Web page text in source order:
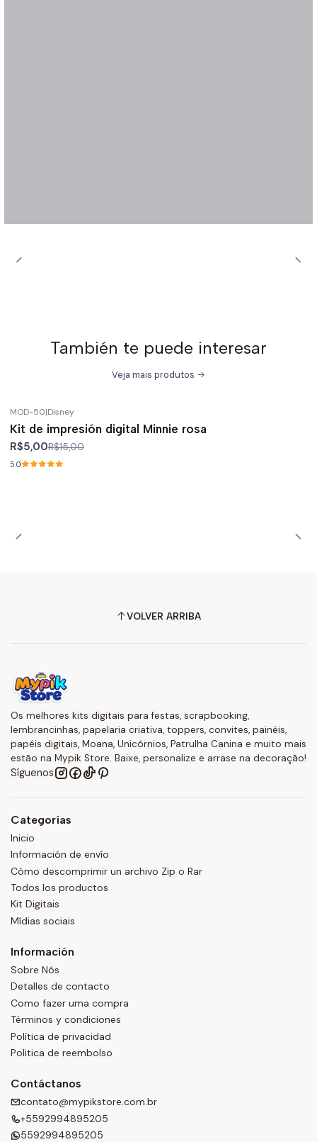
También te puede interesar
Veja mais produtos
MOD-50|Disney
Kit de impresión digital Minnie rosa
R$5,00R$15,00
5.0
VOLVER ARRIBA
Os melhores kits digitais para festas, scrapbooking,
lembrancinhas, papelaria criativa, toppers, convites, painéis,
papéis digitais, Moana, Unicórnios, Patrulha Canina e muito mais
estão na Mypik Store. Baixe, personalize e arrase na decoração!
Síguenos
Categorías
Inicio
Información de envío
Cómo descomprimir un archivo Zip o Rar
Todos los productos
Kit Digitais
Mídias sociais
Información
Sobre Nós
Detalles de contacto
Como fazer uma compra
Términos y condiciones
Política de privacidad
Politica de reembolso
Contáctanos
contato@mypikstore.com.br
+5592994895205
5592994895205